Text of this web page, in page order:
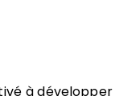
à développer